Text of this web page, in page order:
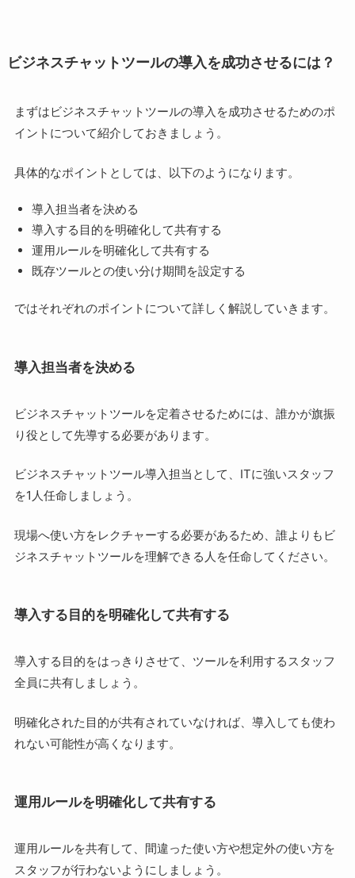
ビジネスチャットツールの導入を成功させるには？
まずはビジネスチャットツールの導入を成功させるためのポ
イントについて紹介しておきましょう。
具体的なポイントとしては、以下のようになります。
導入担当者を決める
導入する目的を明確化して共有する
運用ルールを明確化して共有する
既存ツールとの使い分け期間を設定する
ではそれぞれのポイントについて詳しく解説していきます。
導入担当者を決める
ビジネスチャットツールを定着させるためには、誰かが旗振
り役として先導する必要があります。
ビジネスチャットツール導入担当として、ITに強いスタッフ
を1人任命しましょう。
現場へ使い方をレクチャーする必要があるため、誰よりもビ
ジネスチャットツールを理解できる人を任命してください。
導入する目的を明確化して共有する
導入する目的をはっきりさせて、ツールを利用するスタッフ
全員に共有しましょう。
明確化された目的が共有されていなければ、導入しても使わ
れない可能性が高くなります。
運用ルールを明確化して共有する
運用ルールを共有して、間違った使い方や想定外の使い方を
スタッフが行わないようにしましょう。